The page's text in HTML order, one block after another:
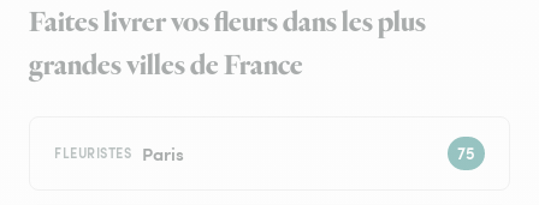
Faites livrer vos fleurs dans les plus
grandes villes de France
FLEURISTES Paris